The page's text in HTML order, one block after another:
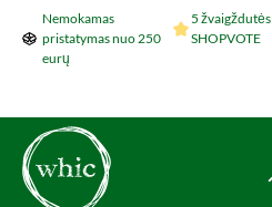
Šokti į pagrindinį turinį
Nemokamas
pristatymas nuo 250
eurų
5 žvaigždutės
SHOPVOTE